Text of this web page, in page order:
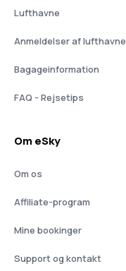
Lufthavne
Anmeldelser af lufthavne
Bagageinformation
FAQ - Rejsetips
Om eSky
Om os
Affiliate-program
Mine bookinger
Support og kontakt